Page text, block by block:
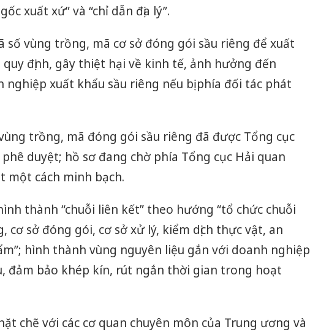
xuất xứ” và “chỉ dẫn địa lý”.
số vùng trồng, mã cơ sở đóng gói sầu riêng để xuất
định, gây thiệt hại về kinh tế, ảnh hưởng đến
xuất khẩu sầu riêng nếu bị phía đối tác phát
trồng, mã đóng gói sầu riêng đã được Tổng cục
duyệt; hồ sơ đang chờ phía Tổng cục Hải quan
một cách minh bạch.
thành “chuỗi liên kết” theo hướng “tổ chức chuỗi
cơ sở đóng gói, cơ sở xử lý, kiểm dịch thực vật, an
hình thành vùng nguyên liệu gắn với doanh nghiệp
đảm bảo khép kín, rút ngắn thời gian trong hoạt
chẽ với các cơ quan chuyên môn của Trung ương và